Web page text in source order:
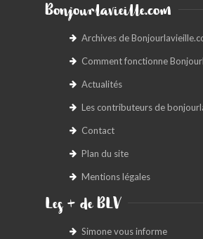
Bonjourlavieille.com
Archives de
Comment fonctionne
Actualités
Les contributeurs de
Contact
Plan du site
Mentions légales
Les + de BLV
Simone vous informe